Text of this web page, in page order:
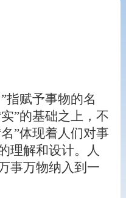
指赋予事物的名
”的基础之上，不
”体现着人们对事
理解和设计。人
事万物纳入到一